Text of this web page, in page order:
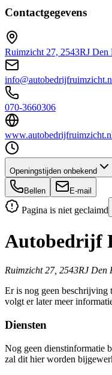
Contactgegevens
Ruimzicht 27, 2543RJ Den
070-3660306
Openingstijden onbekend
Bellen E-mail
Pagina is niet geclaimd
Autobedrijf
Ruimzicht 27, 2543RJ Den
Er is nog geen
volgt er later meer
Diensten
Nog geen dienstinformatie
zal dit hier worden